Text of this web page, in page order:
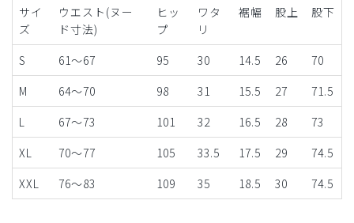
サイ
ズ
ウエスト(ヌー
ド寸法)
ヒッ
プ
ワタ
リ
裾幅 股上 股下
S 61～67 95 30 14.5 26
70
M
64～70 98 31 15.5 27
71.5
L
67～73 101 32 16.5 28
73
XL
70～77 105 33.5 17.5 29
74.5
XXL
76～83 109 35 18.5 30 74.5